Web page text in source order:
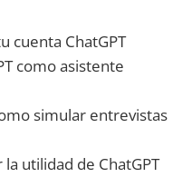
cuenta ChatGPT
como asistente
simular entrevistas
utilidad de ChatGPT